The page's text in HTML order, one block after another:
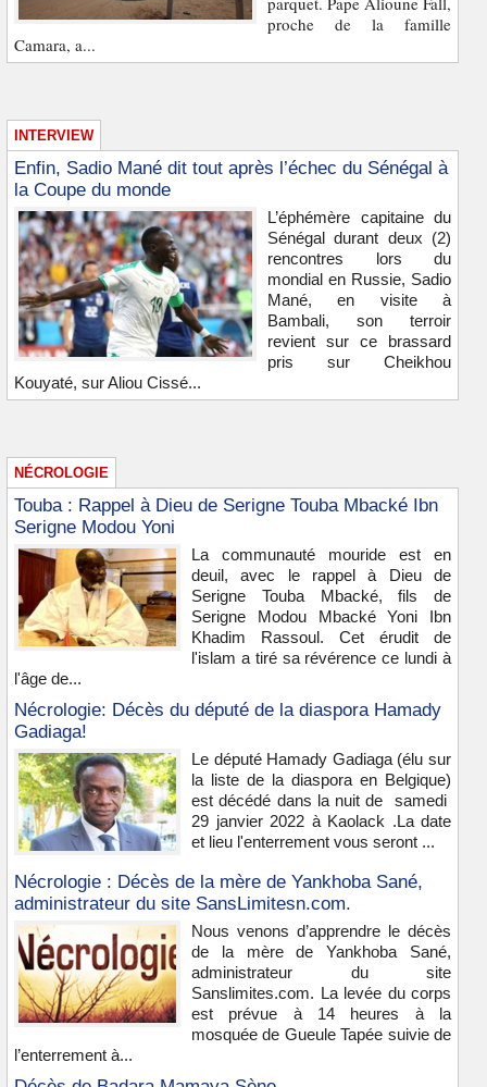
proche de la famille
Camara, a...
INTERVIEW
Enfin, Sadio Mané dit tout après l’échec du Sénégal à
la Coupe du monde
L’éphémère capitaine du
Sénégal durant deux (2)
rencontres lors du
mondial en Russie, Sadio
Mané, en visite à
Bambali, son terroir
revient sur ce brassard
pris sur Cheikhou
Kouyaté, sur Aliou Cissé...
NÉCROLOGIE
Touba : Rappel à Dieu de Serigne Touba Mbacké Ibn
Serigne Modou Yoni
La communauté mouride est en
deuil, avec le rappel à Dieu de
Serigne Touba Mbacké, fils de
Serigne Modou Mbacké Yoni Ibn
Khadim Rassoul. Cet érudit de
l'islam a tiré sa révérence ce lundi à
l'âge de...
Nécrologie: Décès du député de la diaspora Hamady
Gadiaga!
Le député Hamady Gadiaga (élu sur
la liste de la diaspora en Belgique)
est décédé dans la nuit de samedi
29 janvier 2022 à Kaolack .La date
et lieu l'enterrement vous seront ...
Nécrologie : Décès de la mère de Yankhoba Sané,
administrateur du site SansLimitesn.com.
Nous venons d’apprendre le décès
de la mère de Yankhoba Sané,
administrateur du site
Sanslimites.com. La levée du corps
est prévue à 14 heures à la
mosquée de Gueule Tapée suivie de
l’enterrement à...